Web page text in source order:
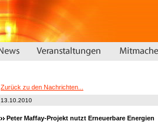
Zurück zu den Nachrichten...
13.10.2010
Peter Maffay-Projekt nutzt Erneuerbare Energien